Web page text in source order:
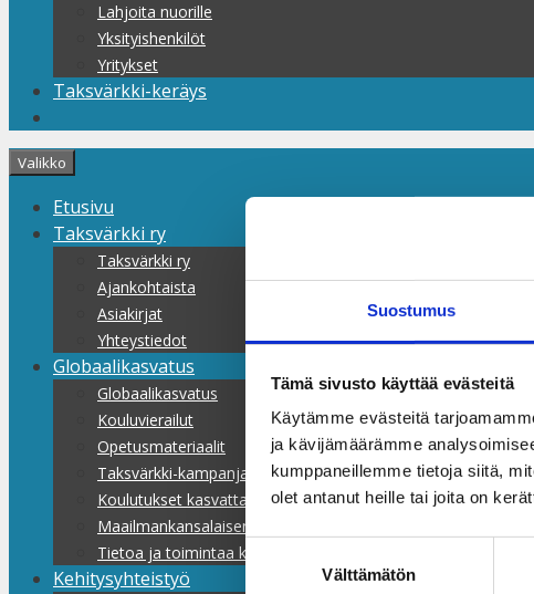
Suostumus
Tämä sivusto käyttää evästeitä
Käytämme evästeitä
ja kävijämäärämme
kumppaneillemme tietoja siitä,
olet antanut heille tai joita on
Suostumuksen
Välttämätön
Lahjoita nuorille
Yksityishenkilöt
Yritykset
Taksvärkki-keräys
Valikko
Etusivu
Taksvärkki ry
Taksvärkki ry
Ajankohtaista
Asiakirjat
Yhteystiedot
Globaalikasvatus
Globaalikasvatus
Kouluvierailut
Opetusmateriaalit
Taksvärkki-kampanjat
Koulutukset kasvattajille
Maailmankansalaisen koulu
Tietoa ja toimintaa kaikille
Kehitysyhteistyö